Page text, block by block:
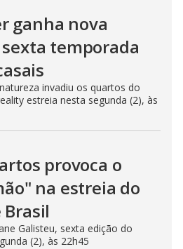
ganha nova
temporada
invadiu os quartos do
estreia nesta segunda (2), às
provoca o
na estreia do
Brasil
Galisteu, sexta edição do
(2), às 22h45